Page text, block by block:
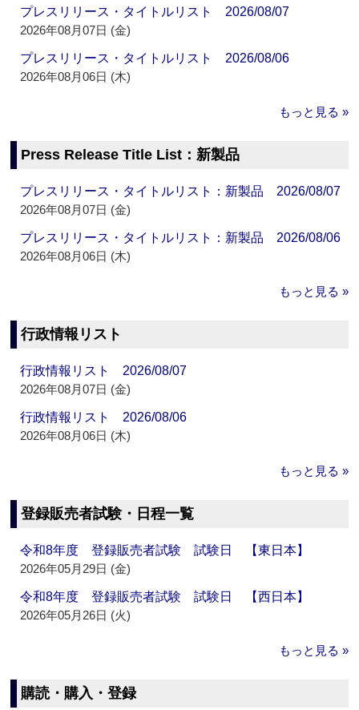
プレスリリース・タイトルリスト 2026/08/07
2026年08月07日 (金)
プレスリリース・タイトルリスト 2026/08/06
2026年08月06日 (木)
もっと見る »
Press Release Title List：新製品
プレスリリース・タイトルリスト：新製品 2026/08/07
2026年08月07日 (金)
プレスリリース・タイトルリスト：新製品 2026/08/06
2026年08月06日 (木)
もっと見る »
行政情報リスト
行政情報リスト 2026/08/07
2026年08月07日 (金)
行政情報リスト 2026/08/06
2026年08月06日 (木)
もっと見る »
登録販売者試験・日程一覧
令和8年度 登録販売者試験 試験日 【東日本】
2026年05月29日 (金)
令和8年度 登録販売者試験 試験日 【西日本】
2026年05月26日 (火)
もっと見る »
購読・購入・登録